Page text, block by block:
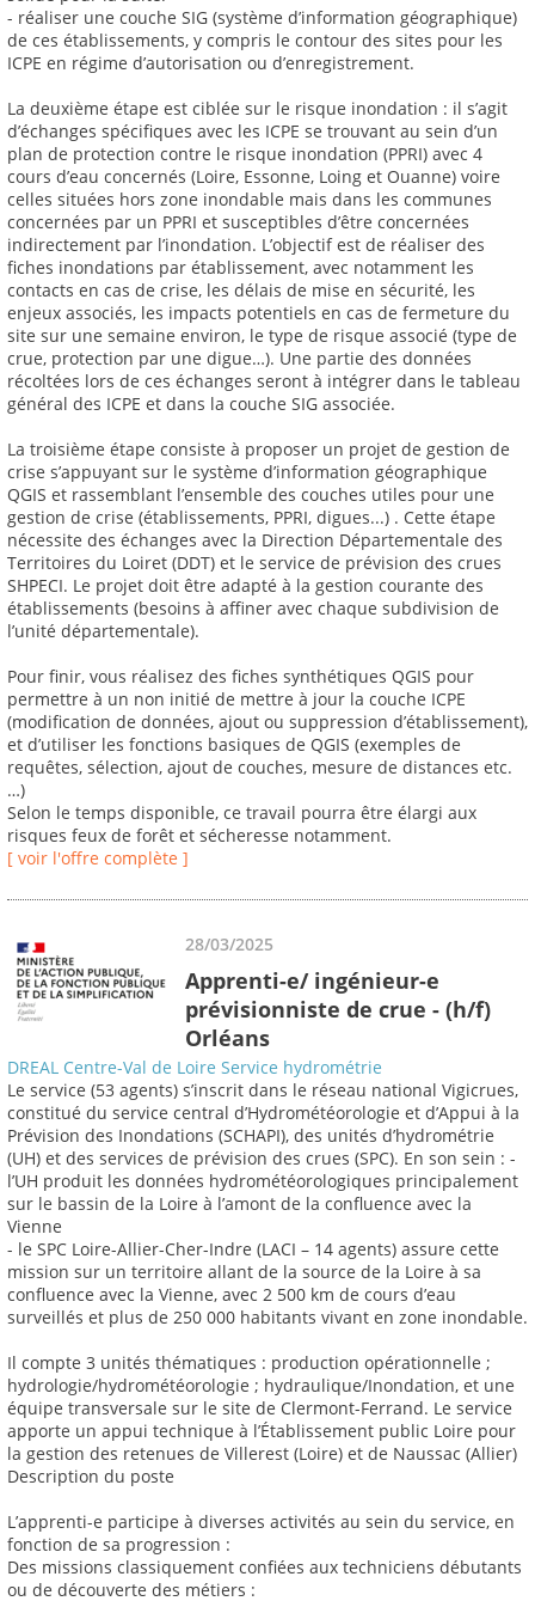
- réaliser une couche SIG (système d’information géographique)
de ces établissements, y compris le contour des sites pour les
ICPE en régime d’autorisation ou d’enregistrement.
La deuxième étape est ciblée sur le risque inondation : il s’agit
d’échanges spécifiques avec les ICPE se trouvant au sein d’un
plan de protection contre le risque inondation (PPRI) avec 4
cours d’eau concernés (Loire, Essonne, Loing et Ouanne) voire
celles situées hors zone inondable mais dans les communes
concernées par un PPRI et susceptibles d’être concernées
indirectement par l’inondation. L’objectif est de réaliser des
fiches inondations par établissement, avec notamment les
contacts en cas de crise, les délais de mise en sécurité, les
enjeux associés, les impacts potentiels en cas de fermeture du
site sur une semaine environ, le type de risque associé (type de
crue, protection par une digue…). Une partie des données
récoltées lors de ces échanges seront à intégrer dans le tableau
général des ICPE et dans la couche SIG associée.
La troisième étape consiste à proposer un projet de gestion de
crise s’appuyant sur le système d’information géographique
QGIS et rassemblant l’ensemble des couches utiles pour une
gestion de crise (établissements, PPRI, digues...) . Cette étape
nécessite des échanges avec la Direction Départementale des
Territoires du Loiret (DDT) et le service de prévision des crues
SHPECI. Le projet doit être adapté à la gestion courante des
établissements (besoins à affiner avec chaque subdivision de
l’unité départementale).
Pour finir, vous réalisez des fiches synthétiques QGIS pour
permettre à un non initié de mettre à jour la couche ICPE
(modification de données, ajout ou suppression d’établissement),
et d’utiliser les fonctions basiques de QGIS (exemples de
requêtes, sélection, ajout de couches, mesure de distances etc.
…)
Selon le temps disponible, ce travail pourra être élargi aux
risques feux de forêt et sécheresse notamment.
[ voir l'offre complète ]
28/03/2025
Apprenti-e/ ingénieur-e
prévisionniste de crue - (h/f)
Orléans
DREAL Centre-Val de Loire Service hydrométrie
Le service (53 agents) s’inscrit dans le réseau national Vigicrues,
constitué du service central d’Hydrométéorologie et d’Appui à la
Prévision des Inondations (SCHAPI), des unités d’hydrométrie
(UH) et des services de prévision des crues (SPC). En son sein : -
l’UH produit les données hydrométéorologiques principalement
sur le bassin de la Loire à l’amont de la confluence avec la
Vienne
- le SPC Loire-Allier-Cher-Indre (LACI – 14 agents) assure cette
mission sur un territoire allant de la source de la Loire à sa
confluence avec la Vienne, avec 2 500 km de cours d’eau
surveillés et plus de 250 000 habitants vivant en zone inondable.
Il compte 3 unités thématiques : production opérationnelle ;
hydrologie/hydrométéorologie ; hydraulique/Inondation, et une
équipe transversale sur le site de Clermont-Ferrand. Le service
apporte un appui technique à l’Établissement public Loire pour
la gestion des retenues de Villerest (Loire) et de Naussac (Allier)
Description du poste
L’apprenti-e participe à diverses activités au sein du service, en
fonction de sa progression :
Des missions classiquement confiées aux techniciens débutants
ou de découverte des métiers :